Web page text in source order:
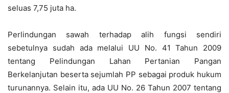
seluas 7,75 juta ha.
Perlindungan sawah terhadap alih fungsi sendiri
sebetulnya sudah ada melalui UU No. 41 Tahun 2009
tentang Pelindungan Lahan Pertanian Pangan
Berkelanjutan beserta sejumlah PP sebagai produk hukum
turunannya. Selain itu, ada UU No. 26 Tahun 2007 tentang